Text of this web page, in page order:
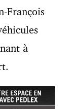
François
à